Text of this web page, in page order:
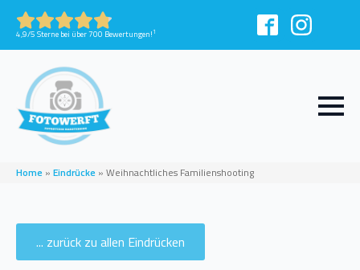
4,9/5 Sterne bei über 700 Bewertungen!1
Home » Eindrücke » Weihnachtliches Familienshooting
... zurück zu allen Eindrücken